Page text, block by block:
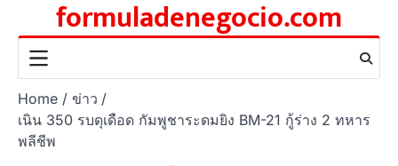
content
formuladenegocio.com
Home
ข่าว
เนิน 350 รบดุเดือด กัมพูชาระดมยิง BM-21 กู้ร่าง 2 ทหาร
พลีชีพ